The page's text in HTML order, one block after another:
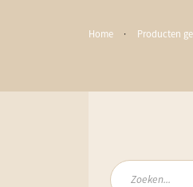
Home · Producten
Producten
zoeken